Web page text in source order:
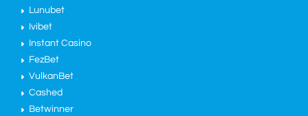
Lunubet
Ivibet
Instant Casino
FezBet
VulkanBet
Cashed
Betwinner